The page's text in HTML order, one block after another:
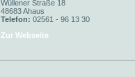
Wüllener Straße 18
48683 Ahaus
Telefon: 02561 - 96 13 30
Zur Webseite